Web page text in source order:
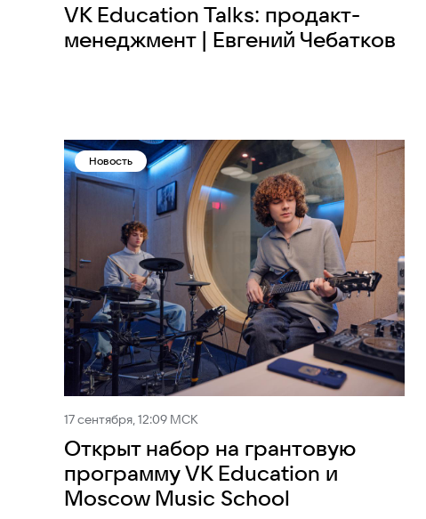
VK Education Talks: продакт-
менеджмент | Евгений Чебатков
Новость
17 сентября, 12:09 МСК
Открыт набор на грантовую
программу VK Education и
Moscow Music School